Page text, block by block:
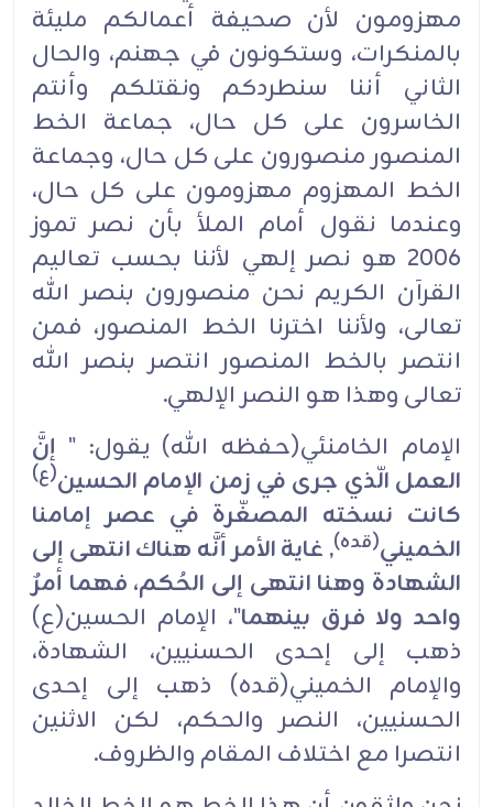
مهزومون لأن صحيفة أعمالكم مليئة
بالمنكرات، وستكونون في جهنم، والحال
الثاني أننا سنطردكم ونقتلكم وأنتم
الخاسرون على كل حال، جماعة الخط
المنصور منصورون على كل حال، وجماعة
الخط المهزوم مهزومون على كل حال،
وعندما نقول أمام الملأ بأن نصر تموز
2006 هو نصر إلهي لأننا بحسب تعاليم
القرآن الكريم نحن منصورون بنصر الله
تعالى، ولأننا اخترنا الخط المنصور، فمن
انتصر بالخط المنصور انتصر بنصر الله
تعالى وهذا هو النصر الإلهي.
الإمام الخامنئي(حفظه الله) يقول: " إنَّ
العمل الّذي جرى في زمن الإمام الحسين(ع)
كانت نسخته المصغّرة في عصر إمامنا
الخميني(قده), غاية الأمر أنَّه هناك انتهى إلى
الشهادة وهنا انتهى إلى الحُكم، فهما أمرٌ
واحد ولا فرق بينهما"، الإمام الحسين(ع)
ذهب إلى إحدى الحسنيين، الشهادة،
والإمام الخميني(قده) ذهب إلى إحدى
الحسنيين، النصر والحكم، لكن الاثنين
انتصرا مع اختلاف المقام والظروف.